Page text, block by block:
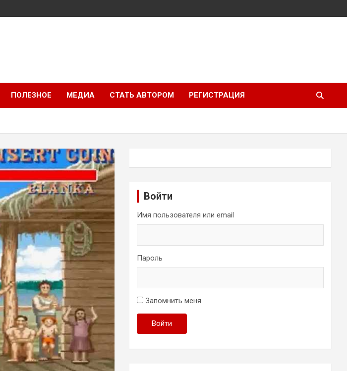
ПОЛЕЗНОЕ МЕДИА СТАТЬ АВТОРОМ РЕГИСТРАЦИЯ
Войти
Имя пользователя или email
Пароль
Запомнить меня
Войти